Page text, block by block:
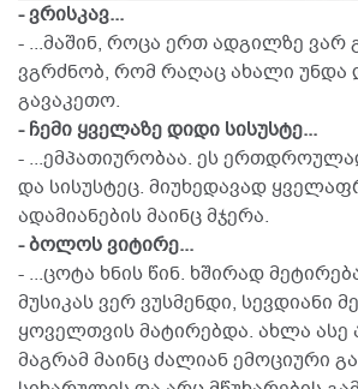
- ვრისკავ...
- ...მაშინ, როცა ერთ ადგილზე ვარ
ვგრძნობ, რომ რაღაც ახალი უნდა
გავაკეთო.
- ჩემი ყველაზე დიდი სისუსტე...
- ...ემპათიურობაა. ეს
და სისუსტეც. მიუხედავად
ადამიანების მაინც მჯერა.
- ბოლოს ვიტირე...
- ...ცოტა ხნის წინ. ხშირად
მუსიკას ვერ ვუსმენდი, სევდიანი
ყოველთვის მატირებდა. ახლა ასე
მაგრამ მაინც ძალიან ემოციური